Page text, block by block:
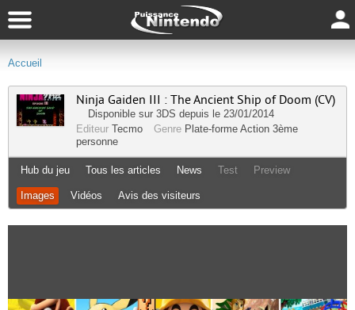
Accueil
Ninja Gaiden III : The Ancient Ship of Doom (CV)
Disponible sur 3DS depuis le 23/01/2014
Editeur Tecmo Genre Plate-forme Action 3ème
personne
Hub du jeu Tous les articles News Test Preview
Images Vidéos Avis des visiteurs